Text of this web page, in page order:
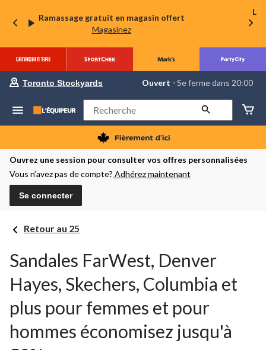
Ramassage gratuit en magasin offert
Magasinez
La
votre
préféré
Toronto
Stockyards,
courament
Ouvert,
Se
dans
Toronto Stockyards Ouvert ⋅ Se ferme dans 20:00
Rechercher
Ouvrez une session pour consulter vos offres personnalisées
Vous n’avez pas de compte? Adhérez maintenant
Se connecter
Retour au 25
Sandales FarWest, Denver
Hayes, Skechers, Columbia et
plus pour femmes et pour
hommes économisez jusqu'à